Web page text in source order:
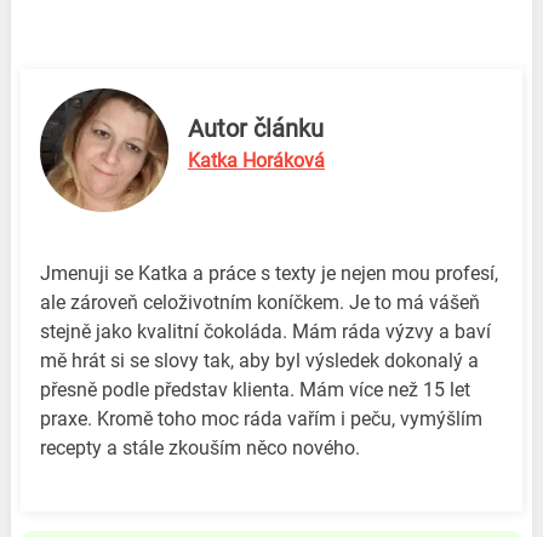
Autor článku
Katka Horáková
Jmenuji se Katka a práce s texty je nejen mou profesí,
ale zároveň celoživotním koníčkem. Je to má vášeň
stejně jako kvalitní čokoláda. Mám ráda výzvy a baví
mě hrát si se slovy tak, aby byl výsledek dokonalý a
přesně podle představ klienta. Mám více než 15 let
praxe. Kromě toho moc ráda vařím i peču, vymýšlím
recepty a stále zkouším něco nového.